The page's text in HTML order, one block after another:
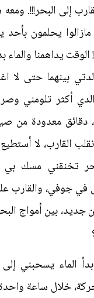
إلى البحر!!!.
مازالوا يحلمون
يداهمنا والماء
بينهما حتى لا
أكثر تلومني
دقائق معدودة
القارب، لا
تخنقني مسك
في جوفي،
جديد، بين أمواج
الماء يسحبني
خلال ساعة